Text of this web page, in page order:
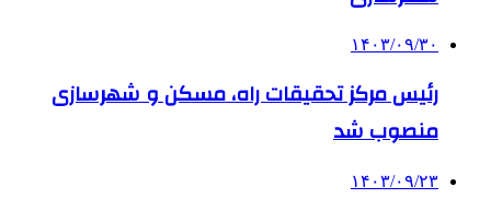
۱۴۰۳/۰۹/۳۰
رئیس مرکز تحقیقات راه، مسکن و شهرسازی
منصوب شد
۱۴۰۳/۰۹/۲۳